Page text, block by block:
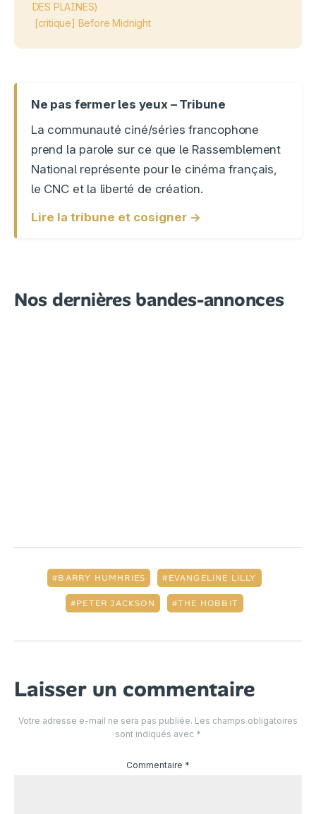
DES PLAINES)
[critique] Before Midnight
Ne pas fermer les yeux – Tribune
La communauté ciné/séries francophone
prend la parole sur ce que le Rassemblement
National représente pour le cinéma français,
le CNC et la liberté de création.
Lire la tribune et cosigner →
Nos dernières bandes-annonces
BARRY HUMHRIES EVANGELINE LILLY
PETER JACKSON THE HOBBIT
Laisser un commentaire
Votre adresse e-mail ne sera pas publiée. Les champs obligatoires
sont indiqués avec *
Commentaire *